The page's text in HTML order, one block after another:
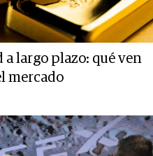
largo plazo: qué ven
mercado